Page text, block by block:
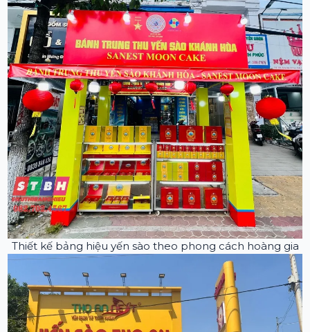
Thiết kế bảng hiệu yến sào theo phong cách hoàng gia